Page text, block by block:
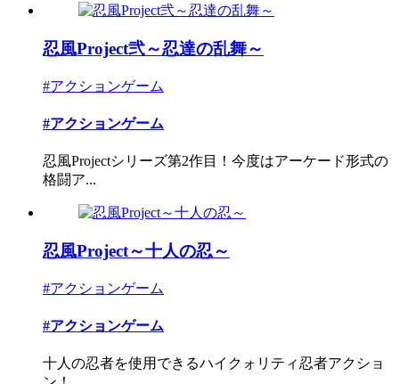
忍風Project弐～忍達の乱舞～
#アクションゲーム
#アクションゲーム
忍風Projectシリーズ第2作目！今度はアーケード形式の
格闘ア...
忍風Project～十人の忍～
#アクションゲーム
#アクションゲーム
十人の忍者を使用できるハイクォリティ忍者アクショ